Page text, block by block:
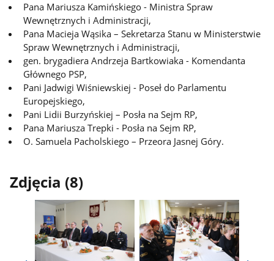
Pana Mariusza Kamińskiego - Ministra Spraw
Wewnętrznych i Administracji,
Pana Macieja Wąsika – Sekretarza Stanu w Ministerstwie
Spraw Wewnętrznych i Administracji,
gen. brygadiera Andrzeja Bartkowiaka - Komendanta
Głównego PSP,
Pani Jadwigi Wiśniewskiej - Poseł do Parlamentu
Europejskiego,
Pani Lidii Burzyńskiej – Posła na Sejm RP,
Pana Mariusza Trepki - Posła na Sejm RP,
O. Samuela Pacholskiego – Przeora Jasnej Góry.
Zdjęcia (8)